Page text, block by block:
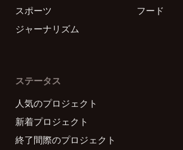
スポーツ
フード
ジャーナリズム
ステータス
人気のプロジェクト
新着プロジェクト
終了間際のプロジェクト